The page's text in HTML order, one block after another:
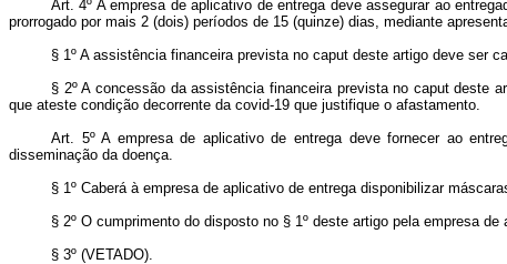
Art. 4º A empresa de aplicativo de entrega deve assegurar ao
prorrogado por mais 2 (dois) períodos de 15 (quinze) dias, mediante
§ 1º A assistência financeira prevista no caput deste artigo deve ser
§ 2º A concessão da assistência financeira prevista no caput deste
que ateste condição decorrente da covid-19 que justifique o afastamento.
Art. 5º A empresa de aplicativo de entrega deve fornecer ao
disseminação da doença.
§ 1º Caberá à empresa de aplicativo de entrega disponibilizar
§ 2º O cumprimento do disposto no § 1º deste artigo pela empresa
§ 3º (VETADO).